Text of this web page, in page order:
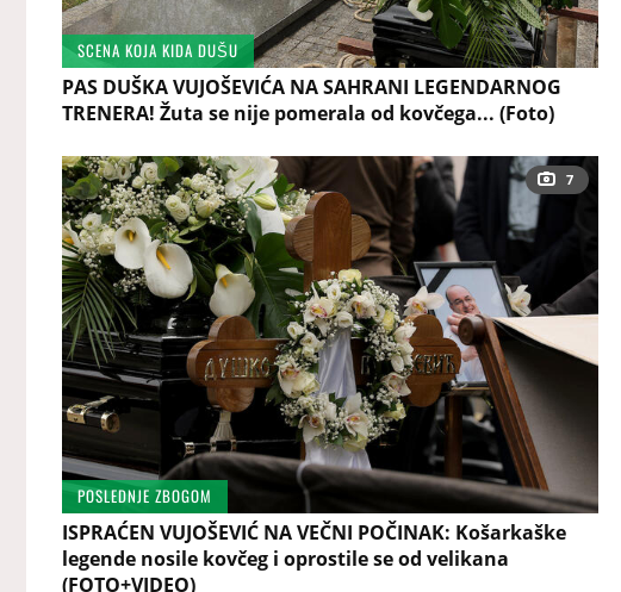
SCENA KOJA KIDA DUŠU
PAS DUŠKA VUJOŠEVIĆA NA SAHRANI LEGENDARNOG
TRENERA! Žuta se nije pomerala od kovčega... (Foto)
7
POSLEDNJE ZBOGOM
ISPRAĆEN VUJOŠEVIĆ NA VEČNI POČINAK: Košarkaške
legende nosile kovčeg i oprostile se od velikana
(FOTO+VIDEO)